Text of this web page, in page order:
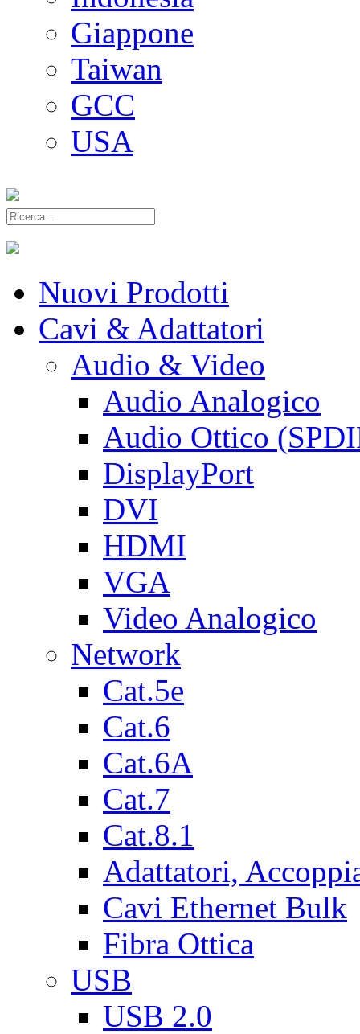
Giappone
Taiwan
GCC
USA
Nuovi Prodotti
Cavi & Adattatori
Audio & Video
Audio Analogico
Audio Ottico
DisplayPort
DVI
HDMI
VGA
Video Analogico
Network
Cat.5e
Cat.6
Cat.6A
Cat.7
Cat.8.1
Adattatori,
Cavi Ethernet Bulk
Fibra Ottica
USB
USB 2.0